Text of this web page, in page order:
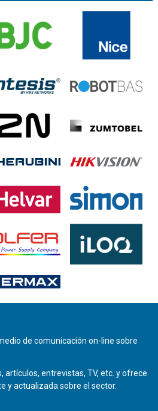
de comunicación on-line sobre
artículos, entrevistas, TV, etc. y ofrece
y actualizada sobre el sector.